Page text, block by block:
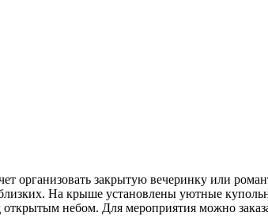
организовать закрытую вечеринку или
На крыше установлены уютные
небом. Для мероприятия можно